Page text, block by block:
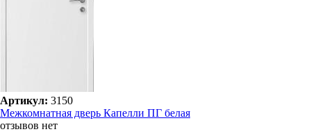
Артикул: 3150
Межкомнатная дверь Капелли ПГ белая
отзывов нет